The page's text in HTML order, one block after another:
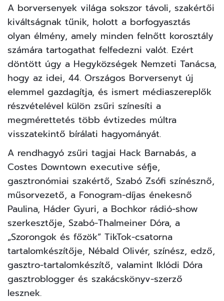
A borversenyek világa sokszor távoli, szakértői
kiváltságnak tűnik, holott a borfogyasztás
olyan élmény, amely minden felnőtt korosztály
számára tartogathat felfedezni valót. Ezért
döntött úgy a Hegyközségek Nemzeti Tanácsa,
hogy az idei, 44. Országos Borversenyt új
elemmel gazdagítja, és ismert médiaszereplők
részvételével külön zsűri színesíti a
megmérettetés több évtizedes múltra
visszatekintő bírálati hagyományát.
A rendhagyó zsűri tagjai Hack Barnabás, a
Costes Downtown executive séfje,
gasztronómiai szakértő, Szabó Zsófi színésznő,
műsorvezető, a Fonogram-díjas énekesnő
Paulina, Háder Gyuri, a Bochkor rádió-show
szerkesztője, Szabó-Thalmeiner Dóra, a
„Szorongok és főzök” TikTok-csatorna
tartalomkészítője, Nébald Olivér, színész, edző,
gasztro-tartalomkészítő, valamint Iklódi Dóra
gasztroblogger és szakácskönyv-szerző
lesznek.